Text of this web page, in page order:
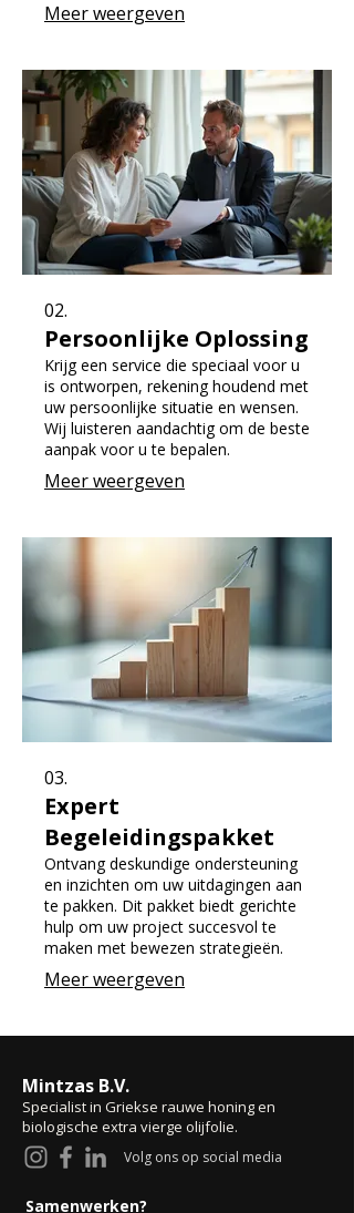
Meer weergeven
02.
Persoonlijke Oplossing
Krijg een service die speciaal voor u
is ontworpen, rekening houdend met
uw persoonlijke situatie en wensen.
Wij luisteren aandachtig om de beste
aanpak voor u te bepalen.
Meer weergeven
03.
Expert
Begeleidingspakket
Ontvang deskundige ondersteuning
en inzichten om uw uitdagingen aan
te pakken. Dit pakket biedt gerichte
hulp om uw project succesvol te
maken met bewezen strategieën.
Meer weergeven
Mintzas B.V.
Specialist in Griekse rauwe honing en
biologische extra vierge olijfolie.
Volg ons op social media
Samenwerken?